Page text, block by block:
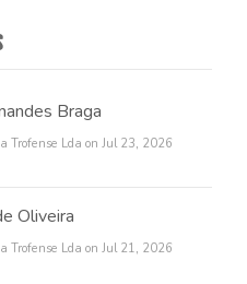
Braga
Trofense Lda on Jul 23, 2026
Oliveira
Trofense Lda on Jul 21, 2026